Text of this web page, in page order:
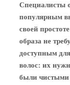
Специалисты
популярным
своей
образа не
доступным
волос: их
были чистыми